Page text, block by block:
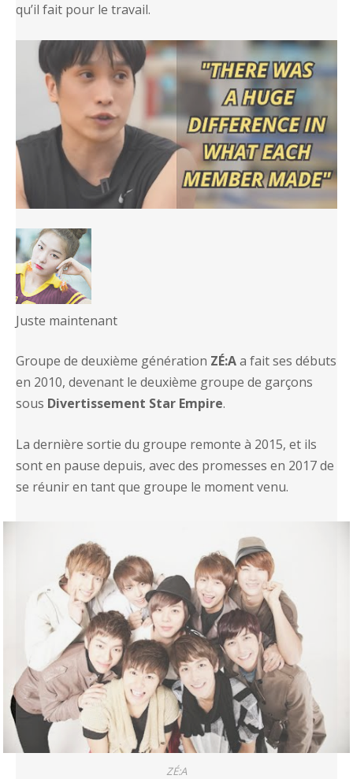
qu’il fait pour le travail.
Juste maintenant
Groupe de deuxième génération ZÉ:Aa fait ses débuts
en 2010, devenant le deuxième groupe de garçons
sous Divertissement Star Empire.
La dernière sortie du groupe remonte à 2015, et ils
sont en pause depuis, avec des promesses en 2017 de
se réunir en tant que groupe le moment venu.
ZÉ:A